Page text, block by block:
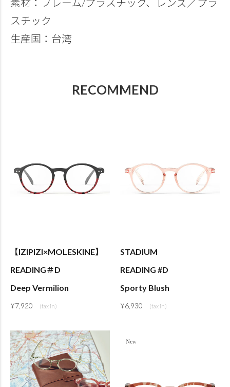
素材：フレーム/プラスチック、レンズ／プラ
スチック
生産国：台湾
RECOMMEND
【IZIPIZI×MOLESKINE】
READING＃D
Deep Vermilion
¥7,920
STADIUM
READING #D
Sporty Blush
¥6,930